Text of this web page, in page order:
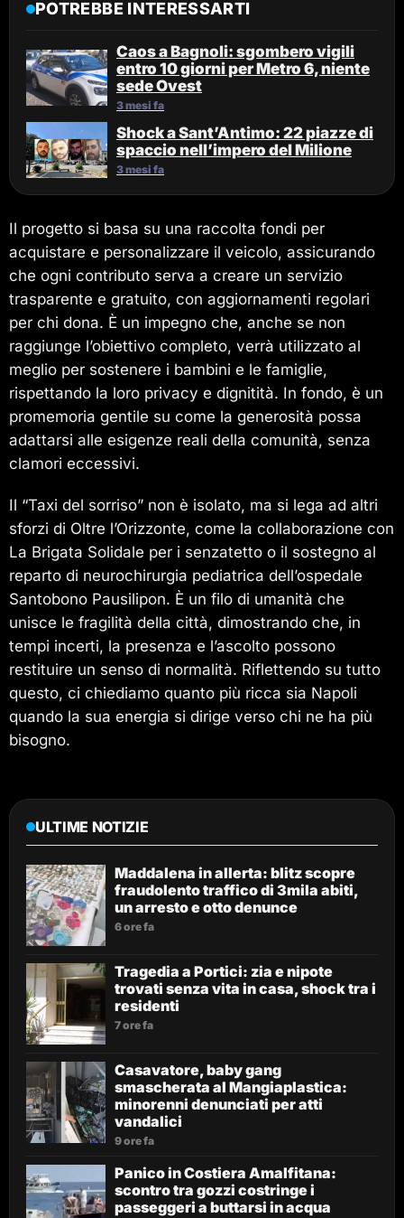
POTREBBE INTERESSARTI
Caos a Bagnoli: sgombero vigili
entro 10 giorni per Metro 6, niente
sede Ovest
3 mesi fa
Shock a Sant’Antimo: 22 piazze di
spaccio nell’impero del Milione
3 mesi fa
Il progetto si basa su una raccolta fondi per
acquistare e personalizzare il veicolo, assicurando
che ogni contributo serva a creare un servizio
trasparente e gratuito, con aggiornamenti regolari
per chi dona. È un impegno che, anche se non
raggiunge l’obiettivo completo, verrà utilizzato al
meglio per sostenere i bambini e le famiglie,
rispettando la loro privacy e dignitità. In fondo, è un
promemoria gentile su come la generosità possa
adattarsi alle esigenze reali della comunità, senza
clamori eccessivi.
Il “Taxi del sorriso” non è isolato, ma si lega ad altri
sforzi di Oltre l’Orizzonte, come la collaborazione con
La Brigata Solidale per i senzatetto o il sostegno al
reparto di neurochirurgia pediatrica dell’ospedale
Santobono Pausilipon. È un filo di umanità che
unisce le fragilità della città, dimostrando che, in
tempi incerti, la presenza e l’ascolto possono
restituire un senso di normalità. Riflettendo su tutto
questo, ci chiediamo quanto più ricca sia Napoli
quando la sua energia si dirige verso chi ne ha più
bisogno.
ULTIME NOTIZIE
Maddalena in allerta: blitz scopre
fraudolento traffico di 3mila abiti,
un arresto e otto denunce
6 ore fa
Tragedia a Portici: zia e nipote
trovati senza vita in casa, shock tra i
residenti
7 ore fa
Casavatore, baby gang
smascherata al Mangiaplastica:
minorenni denunciati per atti
vandalici
9 ore fa
Panico in Costiera Amalfitana:
scontro tra gozzi costringe i
passeggeri a buttarsi in acqua